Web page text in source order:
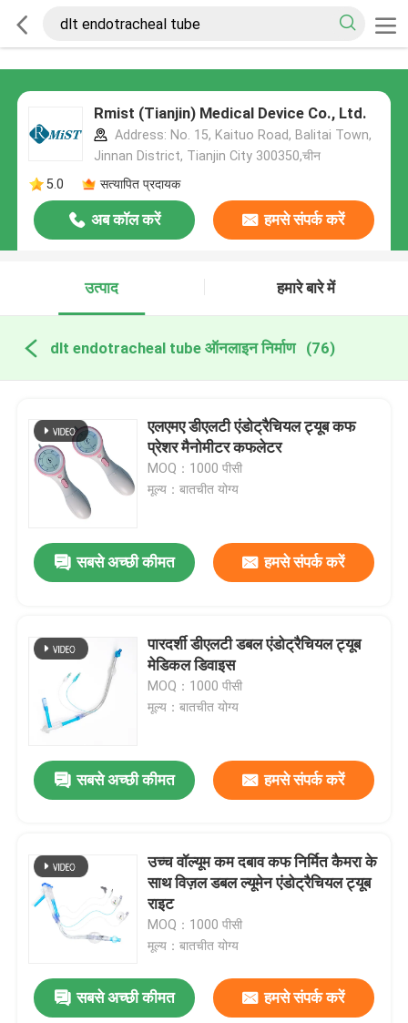
Rmist (Tianjin) Medical Device Co., Ltd.
Address: No. 15, Kaituo Road, Balitai Town,
Jinnan District, Tianjin City 300350,चीन
5.0
सत्यापित प्रदायक
अब कॉल करें हमसे संपर्क करें
उत्पाद हमारे बारे में
dlt endotracheal tube ऑनलाइन निर्माण (76)
एलएमए डीएलटी एंडोट्रैचियल ट्यूब कफ
प्रेशर मैनोमीटर कफलेटर
MOQ：1000 पीसी
मूल्य：बातचीत योग्य
सबसे अच्छी कीमत हमसे संपर्क करें
पारदर्शी डीएलटी डबल एंडोट्रैचियल ट्यूब
मेडिकल डिवाइस
MOQ：1000 पीसी
मूल्य：बातचीत योग्य
सबसे अच्छी कीमत हमसे संपर्क करें
उच्च वॉल्यूम कम दबाव कफ निर्मित कैमरा के
साथ विज़ल डबल ल्यूमेन एंडोट्रैचियल ट्यूब
राइट
MOQ：1000 पीसी
मूल्य：बातचीत योग्य
सबसे अच्छी कीमत हमसे संपर्क करें